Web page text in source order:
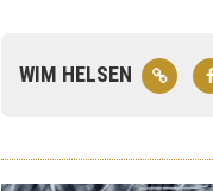
WIM HELSEN